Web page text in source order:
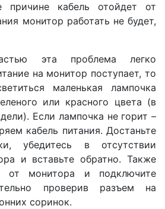
кабель отойдет от
монитор работать не будет,
эта проблема легко
на монитор поступает, то
маленькая лампочка
или красного цвета (в
Если лампочка не горит –
кабель питания. Достаньте
убедитесь в отсутствии
и вставьте обратно. Также
от монитора и подключите
проверив разъем на
соринок.